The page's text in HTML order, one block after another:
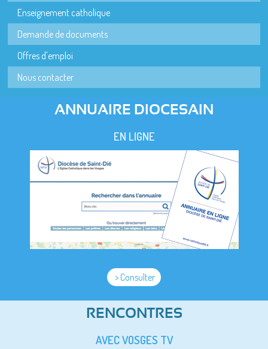
Enseignement catholique
Demande de documents
Offres d'emploi
Nous contacter
ANNUAIRE DIOCESAIN
EN LIGNE
> Consulter
RENCONTRES
AVEC VOSGES TV